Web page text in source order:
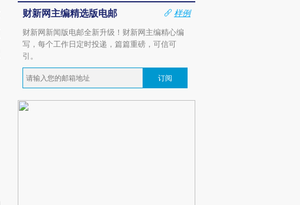
财新网主编精选版电邮
样例
财新网新闻版电邮全新升级！财新网主编精心编
写，每个工作日定时投递，篇篇重磅，可信可
引。
订阅